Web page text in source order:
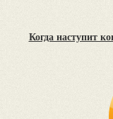
Когда наступит